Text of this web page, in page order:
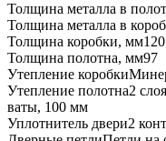
Толщина металла в
Толщина металла в
Толщина коробки, мм120
Толщина полотна, мм97
Утепление коробки
Утепление полотна2
ваты, 100 мм
Уплотнитель двери2